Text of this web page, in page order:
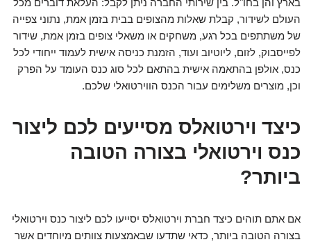
העולם לשידור, קבלת שאלות מהצופים בבית בזמן אמת, נתוני צפייה
של משתתפים בכל רגע, משחקים או משאלי צופים בזמן אמת, שידור
לפייסבוק, לזום, ליוטיוב ועוד, הזמנת כניסה אישית לעמוד ייחודי לכל
כנס, אולפן בהתאמה אישית בהתאם לכל סוג כנס העומד על הפרק
וכן, מוצרים משלימים עבור הכנס הווירטואלי שלכם.
כיצד וירטואלס מסייעים לכם ליצור
כנס וירטואלי בצורה הטובה
ביותר?
אם אתם תוהים כיצד חברת וירטואלס יסייעו לכם ליצור כנס וירטואלי
בצורה הטובה ביותר, כדאי שתדעו שבאמצעות צוותים מיוחדים אשר